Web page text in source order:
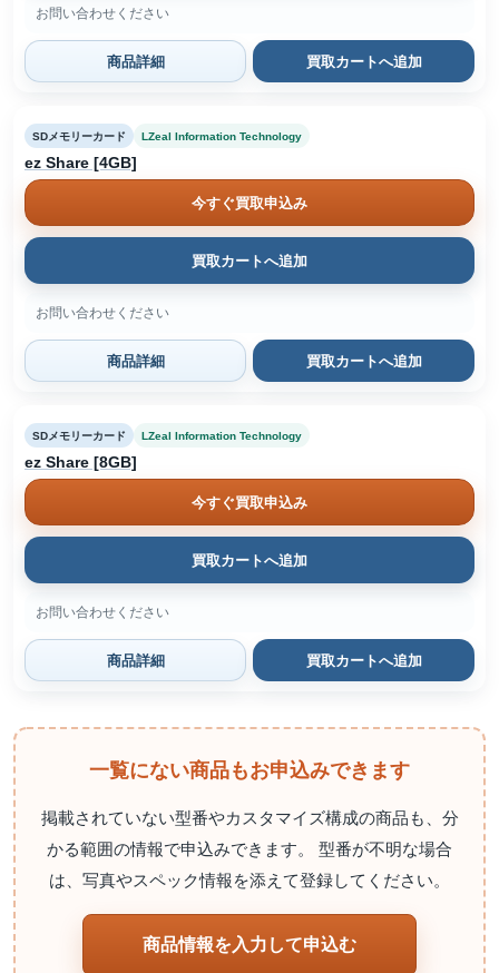
お問い合わせください
商品詳細 買取カートへ追加
SDメモリーカード LZeal Information Technology
ez Share [4GB]
今すぐ買取申込み
買取カートへ追加
お問い合わせください
商品詳細 買取カートへ追加
SDメモリーカード LZeal Information Technology
ez Share [8GB]
今すぐ買取申込み
買取カートへ追加
お問い合わせください
商品詳細 買取カートへ追加
一覧にない商品もお申込みできます
掲載されていない型番やカスタマイズ構成の商品も、分
かる範囲の情報で申込みできます。 型番が不明な場合
は、写真やスペック情報を添えて登録してください。
商品情報を入力して申込む